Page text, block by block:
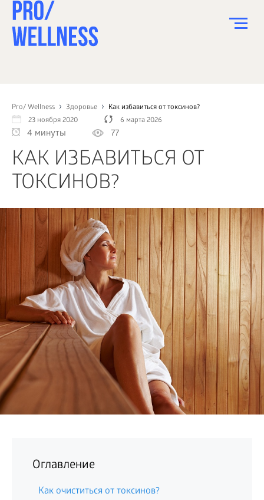
Pro/ Wellness Здоровье
Как избавиться от токсинов?
23 ноября 2020
6 марта 2026
4 минуты 77
КАК ИЗБАВИТЬСЯ ОТ
ТОКСИНОВ?
Оглавление
Как очиститься от токсинов?
СПОРТ
ЗДОРОВЬЕ
КРАСОТА
ПСИХОЛОГИЯ
ДОМ
БИЗНЕС